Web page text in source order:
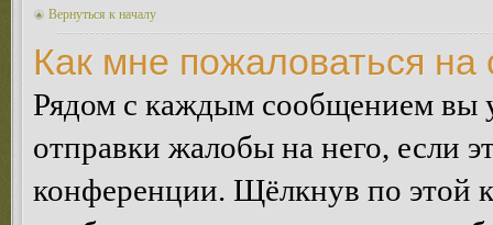
Вернуться к началу
Как мне пожаловаться
Рядом с каждым сообщением вы
отправки жалобы на него, если
конференции. Щёлкнув по этой